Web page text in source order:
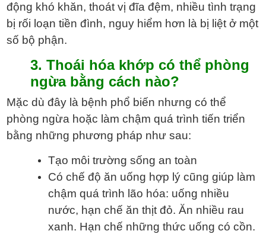
động khó khăn, thoát vị đĩa đệm, nhiều tình trạng
bị rối loạn tiền đình, nguy hiểm hơn là bị liệt ở một
số bộ phận.
3. Thoái hóa khớp có thể phòng
ngừa bằng cách nào?
Mặc dù đây là bệnh phổ biến nhưng có thể
phòng ngừa hoặc làm chậm quá trình tiến triển
bằng những phương pháp như sau:
Tạo môi trường sống an toàn
Có chế độ ăn uống hợp lý cũng giúp làm
chậm quá trình lão hóa: uống nhiều
nước, hạn chế ăn thịt đỏ. Ăn nhiều rau
xanh. Hạn chế những thức uống có cồn.